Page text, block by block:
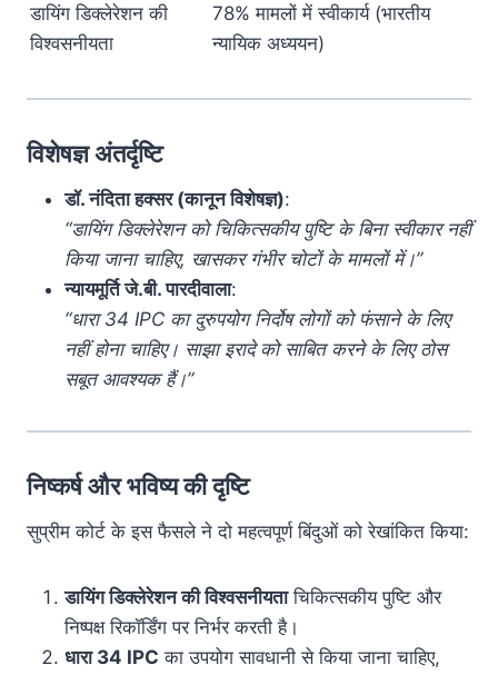
डायिंग डिक्लेरेशन की
विश्वसनीयता
78% मामलों में स्वीकार्य (भारतीय
न्यायिक अध्ययन)
विशेषज्ञ अंतर्दृष्टि
डॉ. नंदिता हक्सर (कानून विशेषज्ञ):
“डायिंग डिक्लेरेशन को चिकित्सकीय पुष्टि के बिना स्वीकार नहीं
किया जाना चाहिए, खासकर गंभीर चोटों के मामलों में।”
न्यायमूर्ति जे.बी. पारदीवाला:
“धारा 34 IPC का दुरुपयोग निर्दोष लोगों को फंसाने के लिए
नहीं होना चाहिए। साझा इरादे को साबित करने के लिए ठोस
सबूत आवश्यक हैं।”
निष्कर्ष और भविष्य की दृष्टि
सुप्रीम कोर्ट के इस फैसले ने दो महत्वपूर्ण बिंदुओं को रेखांकित किया:
डायिंग डिक्लेरेशन की विश्वसनीयताचिकित्सकीय पुष्टि और
निष्पक्ष रिकॉर्डिंग पर निर्भर करती है।
धारा 34 IPC का उपयोग सावधानी से किया जाना चाहिए,